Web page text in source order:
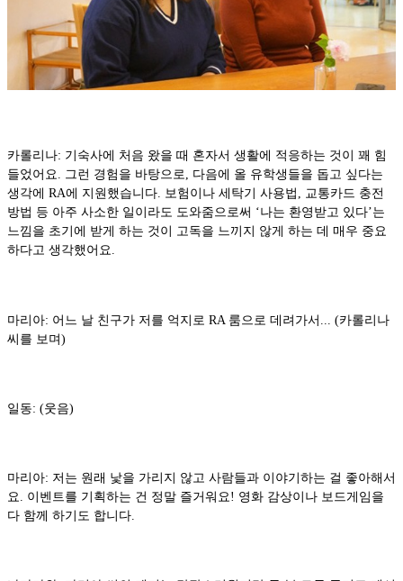
카롤리나: 기숙사에 처음 왔을 때 혼자서 생활에 적응하는 것이 꽤 힘
들었어요. 그런 경험을 바탕으로, 다음에 올 유학생들을 돕고 싶다는
생각에 RA에 지원했습니다. 보험이나 세탁기 사용법, 교통카드 충전
방법 등 아주 사소한 일이라도 도와줌으로써 ‘나는 환영받고 있다’는
느낌을 초기에 받게 하는 것이 고독을 느끼지 않게 하는 데 매우 중요
하다고 생각했어요.
마리아: 어느 날 친구가 저를 억지로 RA 룸으로 데려가서... (카롤리나
씨를 보며)
일동: (웃음)
마리아: 저는 원래 낯을 가리지 않고 사람들과 이야기하는 걸 좋아해서
요. 이벤트를 기획하는 건 정말 즐거워요! 영화 감상이나 보드게임을
다 함께 하기도 합니다.